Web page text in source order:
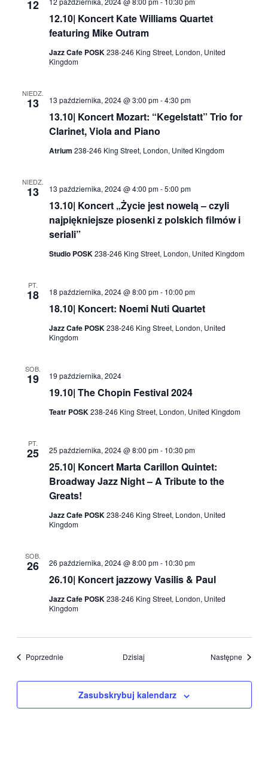
12
12.10| Koncert Kate Williams Quartet
featuring Mike Outram
Jazz Cafe POSK238-246 King Street, London, United
Kingdom
NIEDZ.
13
13.10| Koncert Mozart: “Kegelstatt” Trio for
Clarinet, Viola and Piano
13 października, 2024 @ 3:00 pm-4:30 pm
Atrium 238-246 King Street, London, United Kingdom
NIEDZ.
13
13.10| Koncert „Życie jest nowelą – czyli
najpiękniejsze piosenki z polskich filmów i
seriali”
13 października, 2024 @ 4:00 pm-5:00 pm
Studio POSK238-246 King Street, London, United Kingdom
PT.
18
18.10| Koncert: Noemi Nuti Quartet
18 października, 2024 @ 8:00 pm- 10:00 pm
Jazz Cafe POSK238-246 King Street, London, United
Kingdom
SOB.
19
19.10| The Chopin Festival 2024
19 października, 2024
Teatr POSK238-246 King Street, London, United Kingdom
PT.
25
25.10| Koncert Marta Carillon Quintet:
Broadway Jazz Night – A Tribute to the
Greats!
25 października, 2024 @ 8:00 pm- 10:30 pm
Jazz Cafe POSK238-246 King Street, London, United
Kingdom
SOB.
26
26.10| Koncert jazzowy Vasilis & Paul
26 października, 2024 @ 8:00 pm- 10:30 pm
Jazz Cafe POSK238-246 King Street, London, United
Kingdom
PoprzednieWydarzenia Dzisiaj Następne
Zasubskrybuj kalendarz